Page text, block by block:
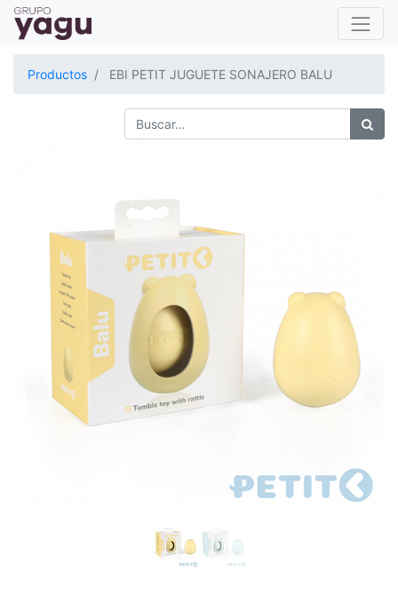
Productos EBI PETIT JUGUETE SONAJERO BALU